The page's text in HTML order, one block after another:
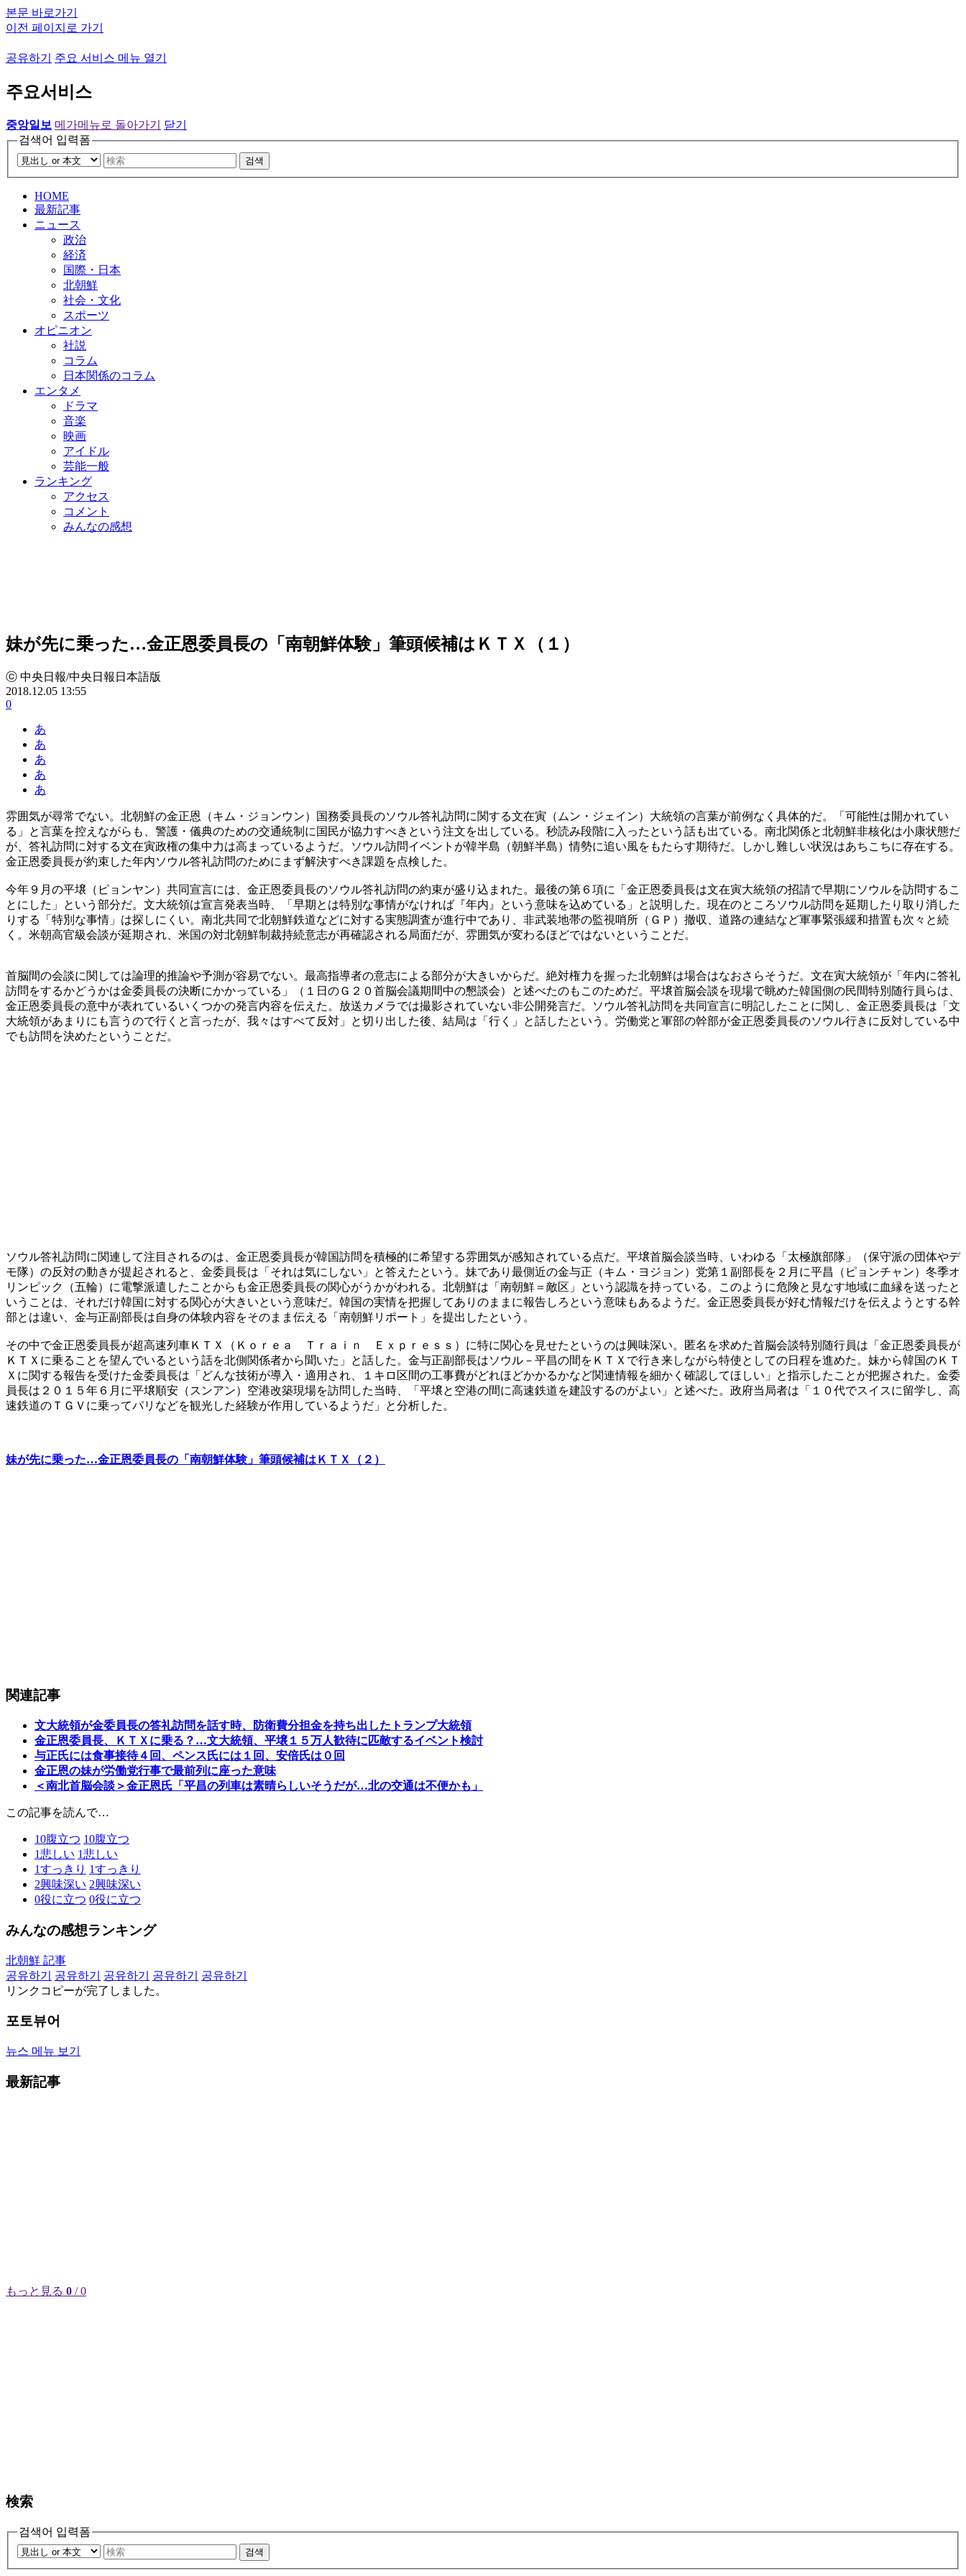
본문 바로가기
이전 페이지로 가기
공유하기 주요 서비스 메뉴 열기
주요서비스
중앙일보 메가메뉴로 돌아가기
닫기
검색어 입력폼
검색
HOME
最新記事
ニュース
政治
経済
国際・日本
北朝鮮
社会・文化
スポーツ
オピニオン
社説
コラム
日本関係のコラム
エンタメ
ドラマ
音楽
映画
アイドル
芸能一般
ランキング
アクセス
コメント
みんなの感想
妹が先に乗った…金正恩委員長の「南朝鮮体験」筆頭候補はＫＴＸ（１）
ⓒ 中央日報/中央日報日本語版
2018.12.05 13:55
0
あ
あ
あ
あ
あ
雰囲気が尋常でない。北朝鮮の金正恩（キム・ジョンウン）国務委員長のソウル答礼訪問に関する文在寅（ムン・ジェイン）大統領の言葉が前例なく具体的だ。「可能性は開かれてい
る」と言葉を控えながらも、警護・儀典のための交通統制に国民が協力すべきという注文を出している。秒読み段階に入ったという話も出ている。南北関係と北朝鮮非核化は小康状態だ
が、答礼訪問に対する文在寅政権の集中力は高まっているようだ。ソウル訪問イベントが韓半島（朝鮮半島）情勢に追い風をもたらす期待だ。しかし難しい状況はあちこちに存在する。
金正恩委員長が約束した年内ソウル答礼訪問のためにまず解決すべき課題を点検した。
今年９月の平壌（ピョンヤン）共同宣言には、金正恩委員長のソウル答礼訪問の約束が盛り込まれた。最後の第６項に「金正恩委員長は文在寅大統領の招請で早期にソウルを訪問するこ
とにした」という部分だ。文大統領は宣言発表当時、「早期とは特別な事情がなければ『年内』という意味を込めている」と説明した。現在のところソウル訪問を延期したり取り消した
りする「特別な事情」は探しにくい。南北共同で北朝鮮鉄道などに対する実態調査が進行中であり、非武装地帯の監視哨所（ＧＰ）撤収、道路の連結など軍事緊張緩和措置も次々と続
く。米朝高官級会談が延期され、米国の対北朝鮮制裁持続意志が再確認される局面だが、雰囲気が変わるほどではないということだ。
首脳間の会談に関しては論理的推論や予測が容易でない。最高指導者の意志による部分が大きいからだ。絶対権力を握った北朝鮮は場合はなおさらそうだ。文在寅大統領が「年内に答礼
訪問をするかどうかは金委員長の決断にかかっている」（１日のＧ２０首脳会議期間中の懇談会）と述べたのもこのためだ。平壌首脳会談を現場で眺めた韓国側の民間特別随行員らは、
金正恩委員長の意中が表れているいくつかの発言内容を伝えた。放送カメラでは撮影されていない非公開発言だ。ソウル答礼訪問を共同宣言に明記したことに関し、金正恩委員長は「文
大統領があまりにも言うので行くと言ったが、我々はすべて反対」と切り出した後、結局は「行く」と話したという。労働党と軍部の幹部が金正恩委員長のソウル行きに反対している中
でも訪問を決めたということだ。
ソウル答礼訪問に関連して注目されるのは、金正恩委員長が韓国訪問を積極的に希望する雰囲気が感知されている点だ。平壌首脳会談当時、いわゆる「太極旗部隊」（保守派の団体やデ
モ隊）の反対の動きが提起されると、金委員長は「それは気にしない」と答えたという。妹であり最側近の金与正（キム・ヨジョン）党第１副部長を２月に平昌（ピョンチャン）冬季オ
リンピック（五輪）に電撃派遣したことからも金正恩委員長の関心がうかがわれる。北朝鮮は「南朝鮮＝敵区」という認識を持っている。このように危険と見なす地域に血縁を送ったと
いうことは、それだけ韓国に対する関心が大きいという意味だ。韓国の実情を把握してありのままに報告しろという意味もあるようだ。金正恩委員長が好む情報だけを伝えようとする幹
部とは違い、金与正副部長は自身の体験内容をそのまま伝える「南朝鮮リポート」を提出したという。
その中で金正恩委員長が超高速列車ＫＴＸ（Ｋｏｒｅａ Ｔｒａｉｎ Ｅｘｐｒｅｓｓ）に特に関心を見せたというのは興味深い。匿名を求めた首脳会談特別随行員は「金正恩委員長が
ＫＴＸに乗ることを望んでいるという話を北側関係者から聞いた」と話した。金与正副部長はソウル－平昌の間をＫＴＸで行き来しながら特使としての日程を進めた。妹から韓国のＫＴ
Ｘに関する報告を受けた金委員長は「どんな技術が導入・適用され、１キロ区間の工事費がどれほどかかるかなど関連情報を細かく確認してほしい」と指示したことが把握された。金委
員長は２０１５年６月に平壌順安（スンアン）空港改築現場を訪問した当時、「平壌と空港の間に高速鉄道を建設するのがよい」と述べた。政府当局者は「１０代でスイスに留学し、高
速鉄道のＴＧＶに乗ってパリなどを観光した経験が作用しているようだ」と分析した。
妹が先に乗った…金正恩委員長の「南朝鮮体験」筆頭候補はＫＴＸ（２）
関連記事
文大統領が金委員長の答礼訪問を話す時、防衛費分担金を持ち出したトランプ大統領
金正恩委員長、ＫＴＸに乗る？…文大統領、平壌１５万人歓待に匹敵するイベント検討
与正氏には食事接待４回、ペンス氏には１回、安倍氏は０回
金正恩の妹が労働党行事で最前列に座った意味
＜南北首脳会談＞金正恩氏「平昌の列車は素晴らしいそうだが…北の交通は不便かも」
この記事を読んで…
10腹立つ 10腹立つ
1悲しい 1悲しい
1すっきり 1すっきり
2興味深い 2興味深い
0役に立つ 0役に立つ
みんなの感想ランキング
北朝鮮 記事
공유하기
공유하기 공유하기 공유하기
공유하기
リンクコピーが完了しました。
포토뷰어
뉴스 메뉴 보기
最新記事
もっと見る 0 / 0
検索
검색어 입력폼
검색